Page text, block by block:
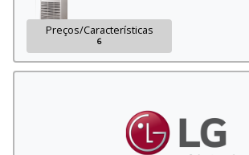
Preços/Características
6